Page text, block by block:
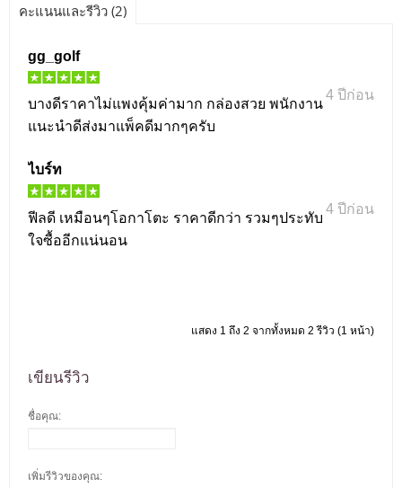
คะแนนและรีวิว (2)
gg_golf
4 ปีก่อน
บางดีราคาไม่แพงคุ้มค่ามาก กล่องสวย พนักงาน
แนะนำดีส่งมาแพ็คดีมากๆครับ
ไบร์ท
4 ปีก่อน
ฟีลดี เหมือนๆโอกาโตะ ราคาดีกว่า รวมๆประทับ
ใจซื้ออีกแน่นอน
แสดง 1 ถึง 2 จากทั้งหมด 2 รีวิว (1 หน้า)
เขียนรีวิว
ชื่อคุณ:
เพิ่มรีวิวของคุณ: